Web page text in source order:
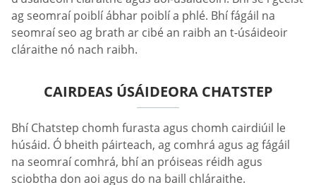
ag seomraí poiblí ábhar poiblí a phlé. Bhí fágáil na
seomraí seo ag brath ar cibé an raibh an t-úsáideoir
cláraithe nó nach raibh.
CAIRDEAS ÚSÁIDEORA CHATSTEP
Bhí Chatstep chomh furasta agus chomh cairdiúil le
húsáid. Ó bheith páirteach, ag comhrá agus ag fágáil
na seomraí comhrá, bhí an próiseas réidh agus
sciobtha don aoi agus do na baill chláraithe.